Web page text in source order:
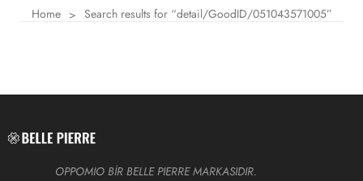
Home > Search results for “detail/GoodID/051043571005”
OPPOMIO BİR BELLE PIERRE MARKASIDIR.